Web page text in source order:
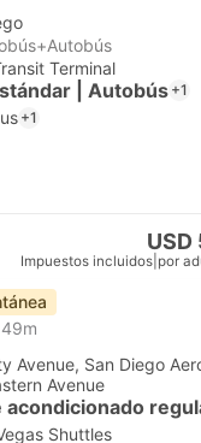
Terminal
| Autobús+1
+1
USD
Impuestos incluidos por
Avenue, San Diego
Avenue
acondicionado
Shuttles